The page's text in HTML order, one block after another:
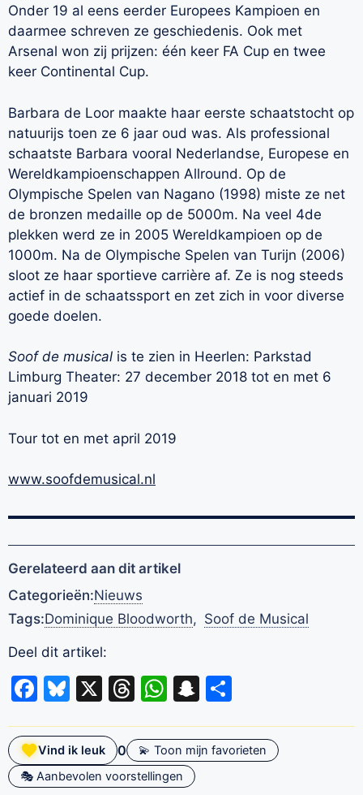
Onder 19 al eens eerder Europees Kampioen en
daarmee schreven ze geschiedenis. Ook met
Arsenal won zij prijzen: één keer FA Cup en twee
keer Continental Cup.
Barbara de Loor maakte haar eerste schaatstocht op
natuurijs toen ze 6 jaar oud was. Als professional
schaatste Barbara vooral Nederlandse, Europese en
Wereldkampioenschappen Allround. Op de
Olympische Spelen van Nagano (1998) miste ze net
de bronzen medaille op de 5000m. Na veel 4de
plekken werd ze in 2005 Wereldkampioen op de
1000m. Na de Olympische Spelen van Turijn (2006)
sloot ze haar sportieve carrière af. Ze is nog steeds
actief in de schaatssport en zet zich in voor diverse
goede doelen.
Soof de musical is te zien in Heerlen: Parkstad
Limburg Theater: 27 december 2018 tot en met 6
januari 2019
Tour tot en met april 2019
www.soofdemusical.nl
Gerelateerd aan dit artikel
Categorieën:Nieuws
Tags:Dominique Bloodworth, Soof de Musical
Deel dit artikel:
Facebook
Bluesky
X Threads
WhatsApp
Snapchat
Vind ik leuk 0
💫 Toon mijn favorieten
🎭 Aanbevolen voorstellingen